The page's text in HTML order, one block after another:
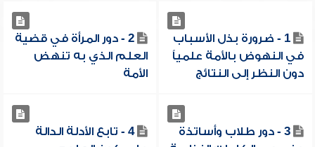
1 - ضرورة بذل الأسباب
في النهوض بالأمة علمياً
دون النظر إلى النتائج
2 - دور المرأة في قضية
العلم الذي به تنهض
الأمة
3 - دور طلاب وأساتذة
4 - تابع الأدلة الدالة